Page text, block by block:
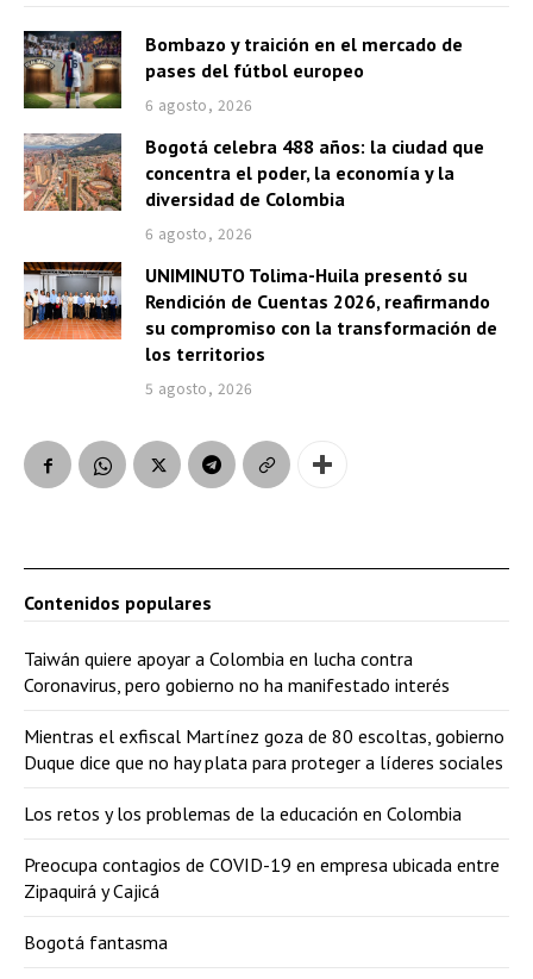
Bombazo y traición en el mercado de
pases del fútbol europeo
6 agosto, 2026
Bogotá celebra 488 años: la ciudad que
concentra el poder, la economía y la
diversidad de Colombia
6 agosto, 2026
UNIMINUTO Tolima-Huila presentó su
Rendición de Cuentas 2026, reafirmando
su compromiso con la transformación de
los territorios
5 agosto, 2026
Contenidos populares
Taiwán quiere apoyar a Colombia en lucha contra
Coronavirus, pero gobierno no ha manifestado interés
Mientras el exfiscal Martínez goza de 80 escoltas, gobierno
Duque dice que no hay plata para proteger a líderes sociales
Los retos y los problemas de la educación en Colombia
Preocupa contagios de COVID-19 en empresa ubicada entre
Zipaquirá y Cajicá
Bogotá fantasma